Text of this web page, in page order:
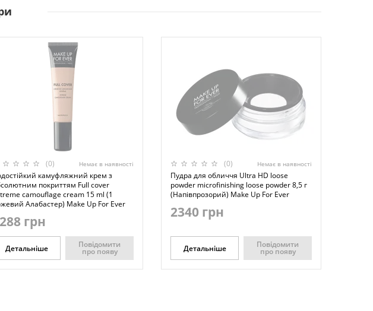
(0) Немає в наявності
камуфляжний крем з
покриттям Full cover
camouflage cream 15 ml (1
Алабастер) Make Up For Ever
грн
Детальніше Повідомити
про появу
(0) Немає в наявності
Пудра для обличчя Ultra HD loose
powder microfinishing loose powder 8,5 г
(Напівпрозорий) Make Up For Ever
2340 грн
Детальніше Повідомити
про появу